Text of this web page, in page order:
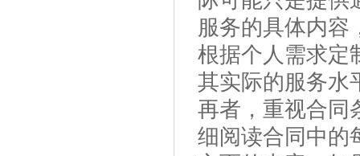
服务的具体内容
根据个人需求定
其实际的服务水
再者，重视合同
细阅读合同中的